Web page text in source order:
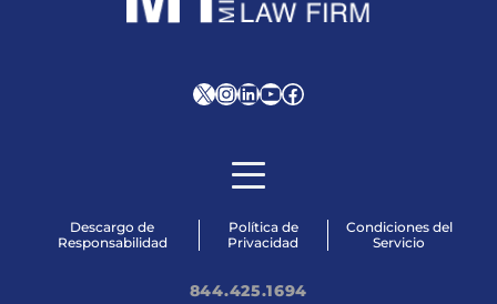
XInstagram
LinkedIn
YouTube
Facebook
Descargo de
Responsabilidad
Política de
Privacidad
Condiciones del
Servicio
844.425.1694